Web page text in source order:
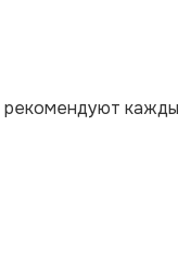
рекомендуют